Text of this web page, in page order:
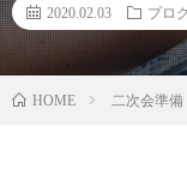
2020.02.03 プロ
HOME 二次会準備